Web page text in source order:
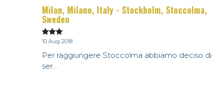
Milan, Milano, Italy - Stockholm, Stoccolma,
Sweden
10 Aug 2018
Per raggiungere Stoccolma abbiamo deciso di
ser...